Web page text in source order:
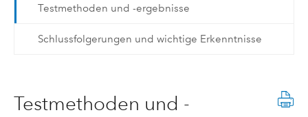
Testmethoden und -ergebnisse
Schlussfolgerungen und wichtige Erkenntnisse
Testmethoden und -